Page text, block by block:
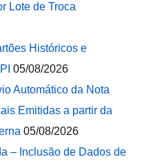
Lote de Troca
Históricos e
05/08/2026
Automático da Nota
Emitidas a partir da
05/08/2026
– Inclusão de Dados de